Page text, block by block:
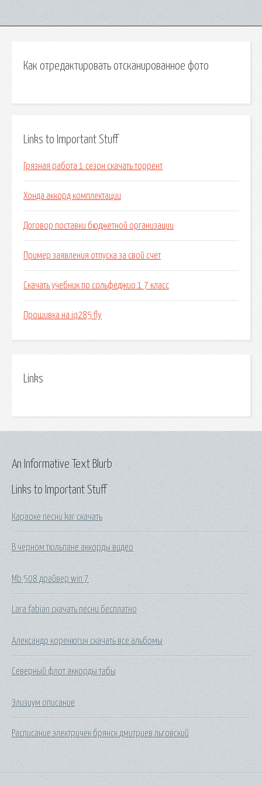
Как отредактировать отсканированное фото
Links to Important Stuff
Грязная работа 1 сезон скачать торрент
Хонда аккорд комплектации
Договор поставки бюджетной организации
Пример заявления отпуска за свой счет
Скачать учебник по сольфеджио 1 7 класс
Прошивка на iq285 fly
Links
Links to Important Stuff
Караоке песни kar скачать
В черном тюльпане аккорды видео
Mb 508 драйвер win 7
Lara fabian скачать песни бесплатно
Александр коренюгин скачать все альбомы
Северный флот аккорды табы
Элизиум описание
Расписание электричек брянск дмитриев льговский
An Informative Text Blurb